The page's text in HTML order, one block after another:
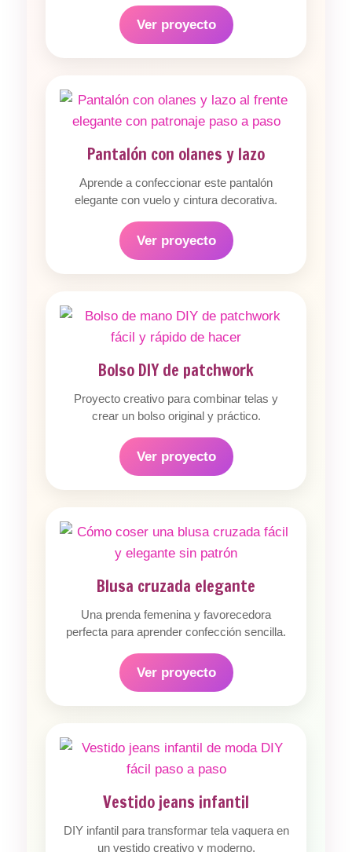
Ver proyecto
Pantalón con olanes y lazo
Aprende a confeccionar este pantalón
elegante con vuelo y cintura decorativa.
Ver proyecto
Bolso DIY de patchwork
Proyecto creativo para combinar telas y
crear un bolso original y práctico.
Ver proyecto
Blusa cruzada elegante
Una prenda femenina y favorecedora
perfecta para aprender confección sencilla.
Ver proyecto
Vestido jeans infantil
DIY infantil para transformar tela vaquera en
un vestido creativo y moderno.